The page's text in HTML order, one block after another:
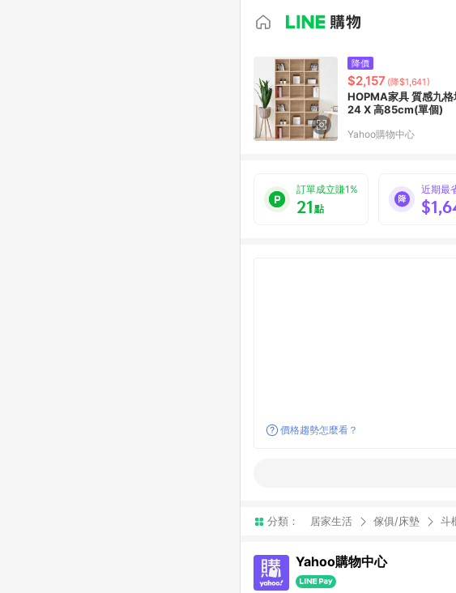
降價
$2,157 (降$1,641)
HOPMA家具 質感九
24 X 高85cm(單個)
Yahoo購物中心
訂單成立賺1%
21點
近期最
價格趨勢怎麼看？
分類： 居家生活 傢俱/床墊 斗
Yahoo購物中心